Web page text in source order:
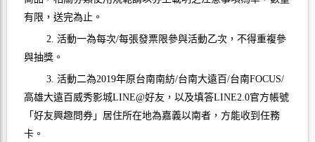
有限，送完為止。
2. 活動一為每次/每張發票限參與活動乙次，不得重複參
與抽獎。
3. 活動二為2019年原台南南紡/台南大遠百/台南FOCUS/
高雄大遠百威秀影城LINE@好友，以及填答LINE2.0官方帳號
「好友興趣問券」居住所在地為嘉義以南者，方能收到任務
卡。